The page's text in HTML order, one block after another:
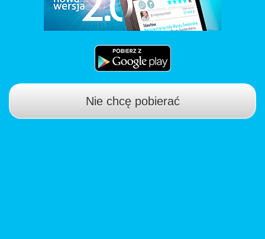
Nie chcę pobierać